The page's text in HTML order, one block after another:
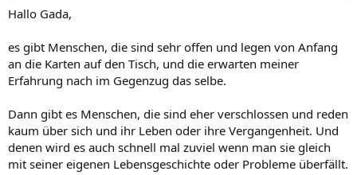
Hallo Gada,
es gibt Menschen, die sind sehr offen und legen von Anfang
an die Karten auf den Tisch, und die erwarten meiner
Erfahrung nach im Gegenzug das selbe.
Dann gibt es Menschen, die sind eher verschlossen und reden
kaum über sich und ihr Leben oder ihre Vergangenheit. Und
denen wird es auch schnell mal zuviel wenn man sie gleich
mit seiner eigenen Lebensgeschichte oder Probleme überfällt.